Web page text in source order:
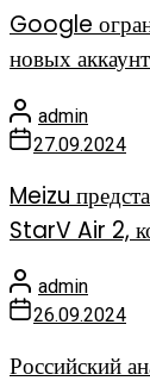
Google
новых
admin
27.09.2024
Meizu
StarV Air 2,
admin
26.09.2024
Российский